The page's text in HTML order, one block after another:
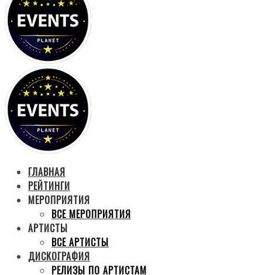
ГЛАВНАЯ
РЕЙТИНГИ
МЕРОПРИЯТИЯ
ВСЕ МЕРОПРИЯТИЯ
АРТИСТЫ
ВСЕ АРТИСТЫ
ДИСКОГРАФИЯ
РЕЛИЗЫ ПО АРТИСТАМ